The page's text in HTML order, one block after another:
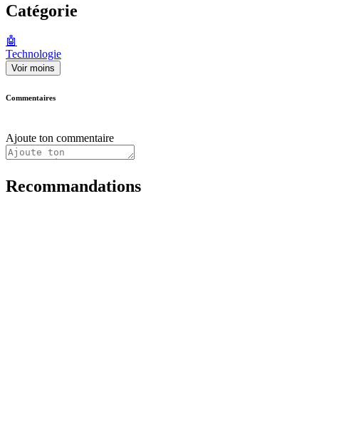
Catégorie
🤖
Technologie
Voir moins
Commentaires
Ajoute ton commentaire
Recommandations